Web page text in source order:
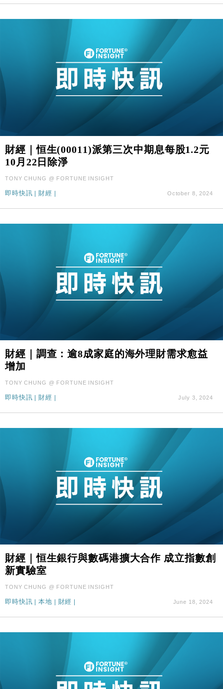
財經｜恒生(00011)派第三次中期息每股1.2元
10月22日除淨
TONY CHUNG @ FORTUNE INSIGHT
即時快訊 | 財經 | October 8, 2024
財經｜調查：逾8成家庭的海外理財需求愈益
增加
TONY CHUNG @ FORTUNE INSIGHT
即時快訊 | 財經 | July 3, 2024
財經｜恒生銀行與數碼港擴大合作 成立指數創
新實驗室
TONY CHUNG @ FORTUNE INSIGHT
即時快訊 |本地 財經 June 18, 2024